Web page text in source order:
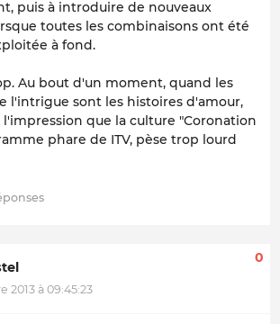
puis à introduire de nouveaux
toutes les combinaisons ont été
à fond.
Au bout d'un moment, quand les
l'intrigue sont les histoires d'amour,
l'impression que la culture "Coronation
phare de ITV, pèse trop lourd
2013 à 09:45:23
0